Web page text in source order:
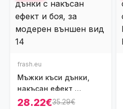
frash.eu
Мъжки къси дънки,
накъсан ефект,
напръскани с боя,
28.22€35.29€